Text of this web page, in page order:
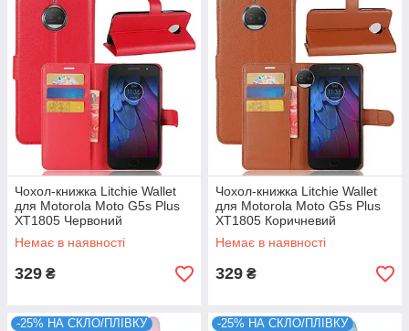
Чохол-книжка Litchie Wallet
для Motorola Moto G5s Plus
XT1805 Червоний
Немає в наявності
329 ₴
Чохол-книжка Litchie Wallet
для Motorola Moto G5s Plus
XT1805 Коричневий
Немає в наявності
329 ₴
-25% НА СКЛО/ПЛІВКУ -25% НА СКЛО/ПЛІВКУ